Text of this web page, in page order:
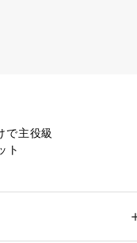
で主役級
ト
ット。コーデ次第でお仕